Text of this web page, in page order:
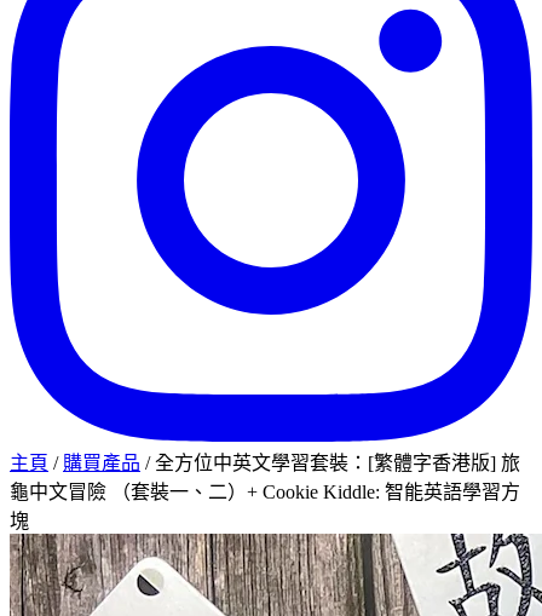
主頁 / 購買產品 / 全方位中英文學習套裝：[繁體字香港版] 旅
龜中文冒險 （套裝一、二）+ Cookie Kiddle: 智能英語學習方
塊